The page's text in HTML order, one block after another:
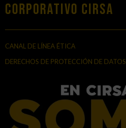
Corporativo Cirsa
CANAL DE LÍNEA ÉTICA
DERECHOS DE PROTECCIÓN DE DATOS